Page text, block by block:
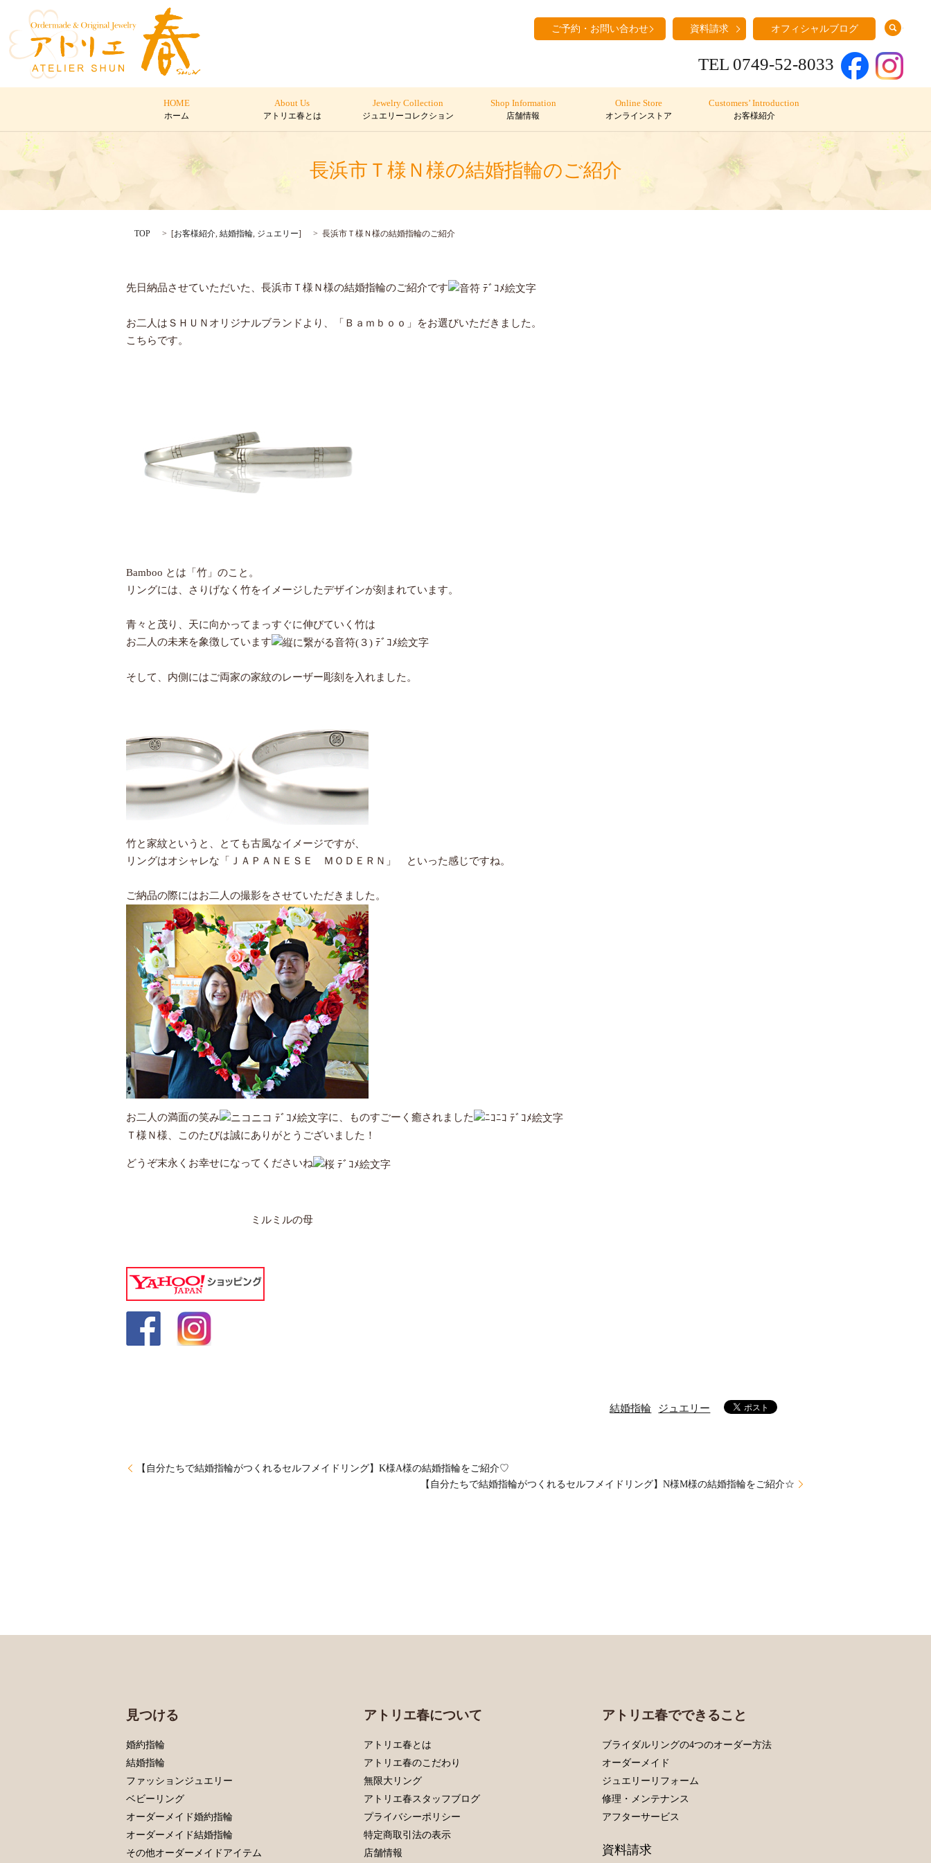
ご予約・お問い合わせ 資料請求 オフィシャルブログ
TEL 0749-52-8033
HOME
ホーム
About Us
アトリエ春とは
Jewelry Collection
ジュエリーコレクション
Shop Information
店舗情報
Online Store
オンラインストア
Customers’ Introduction
お客様紹介
長浜市Ｔ様Ｎ様の結婚指輪のご紹介
TOP [お客様紹介 結婚指輪 ジュエリー] 長浜市Ｔ様Ｎ様の結婚指輪のご紹介
先日納品させていただいた、長浜市Ｔ様Ｎ様の結婚指輪のご紹介です
お二人はＳＨＵＮオリジナルブランドより、「Ｂａｍｂｏｏ」をお選びいただきました。
こちらです。
Bamboo とは「竹」のこと。
リングには、さりげなく竹をイメージしたデザインが刻まれています。
青々と茂り、天に向かってまっすぐに伸びていく竹は
お二人の未来を象徴しています
そして、内側にはご両家の家紋のレーザー彫刻を入れました。
竹と家紋というと、とても古風なイメージですが、
リングはオシャレな「ＪＡＰＡＮＥＳＥ ＭＯＤＥＲＮ」 といった感じですね。
ご納品の際にはお二人の撮影をさせていただきました。
お二人の満面の笑み
に、ものすごーく癒されました
Ｔ様Ｎ様、このたびは誠にありがとうございました！
どうぞ末永くお幸せになってくださいね
ミルミルの母
結婚指輪 ジュエリー
【自分たちで結婚指輪がつくれるセルフメイドリング】K様A様の結婚指輪をご紹介♡
【自分たちで結婚指輪がつくれるセルフメイドリング】N様M様の結婚指輪をご紹介☆
見つける
婚約指輪
結婚指輪
ファッションジュエリー
ベビーリング
オーダーメイド婚約指輪
オーダーメイド結婚指輪
その他オーダーメイドアイテム
アトリエ春について
アトリエ春とは
アトリエ春のこだわり
無限大リング
アトリエ春スタッフブログ
プライバシーポリシー
特定商取引法の表示
店舗情報
アトリエ春でできること
ブライダルリングの4つのオーダー方法
オーダーメイド
ジュエリーリフォーム
修理・メンテナンス
アフターサービス
資料請求